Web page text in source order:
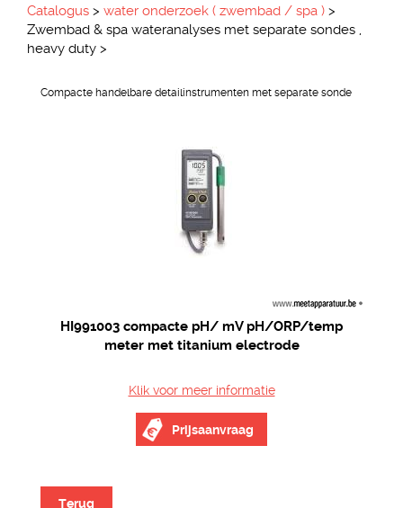
Catalogus > water onderzoek ( zwembad / spa ) >
Zwembad & spa wateranalyses met separate sondes ,
heavy duty >
Compacte handelbare detailinstrumenten met separate sonde
HI991003 compacte pH/ mV pH/ORP/temp
meter met titanium electrode
Klik voor meer informatie
Prijsaanvraag
Terug